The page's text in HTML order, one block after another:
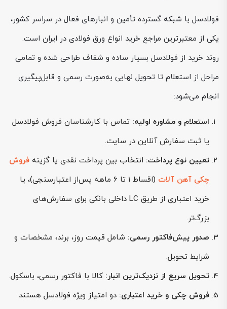
فولادسل با شبکه گسترده تأمین و انبارهای فعال در سراسر کشور،
یکی از معتبرترین مراجع خرید انواع ورق فولادی در ایران است.
روند خرید از فولادسل بسیار ساده و شفاف طراحی شده و تمامی
مراحل از استعلام تا تحویل نهایی به‌صورت رسمی و قابل‌پیگیری
انجام می‌شود:
استعلام و مشاوره اولیه: تماس با کارشناسان فروش فولادسل
یا ثبت سفارش آنلاین در سایت.
تعیین نوع پرداخت: انتخاب بین پرداخت نقدی یا گزینه فروش
چکی آهن آلات
(اقساط ۱ تا ۶ ماهه پس‌از اعتبارسنجی)، یا
خرید اعتباری از طریق LC داخلی بانکی برای سفارش‌های
بزرگ‌تر.
صدور پیش‌فاکتور رسمی: شامل قیمت روز، برند، مشخصات و
شرایط تحویل.
تحویل سریع از نزدیک‌ترین انبار: کالا با فاکتور رسمی، باسکول.
فروش چکی و خرید اعتباری: دو امتیاز ویژه فولادسل هستند